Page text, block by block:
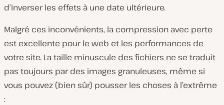
d’inverser les effets à une date ultérieure.
Malgré ces inconvénients, la compression avec perte
est excellente pour le web et les performances de
votre site. La taille minuscule des fichiers ne se traduit
pas toujours par des images granuleuses, même si
vous pouvez (bien sûr) pousser les choses à l’extrême
: